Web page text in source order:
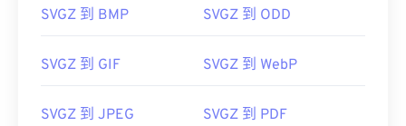
SVGZ 到 BMP SVGZ 到 ODD
SVGZ 到 GIF SVGZ 到 WebP
SVGZ 到 JPEG SVGZ 到 PDF